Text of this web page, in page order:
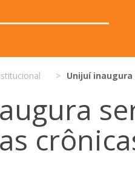
Unijuí